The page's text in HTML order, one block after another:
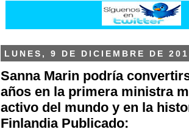
LUNES, 9 DE DICIEMBRE DE
Sanna Marin podría
años en la primera ministra
activo del mundo y en la
Finlandia Publicado: